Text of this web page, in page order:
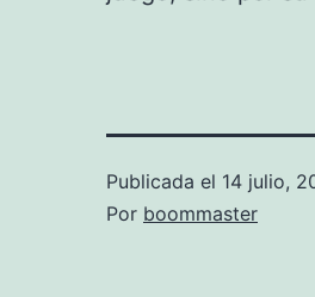
Publicada el 14 julio,
Por boommaster